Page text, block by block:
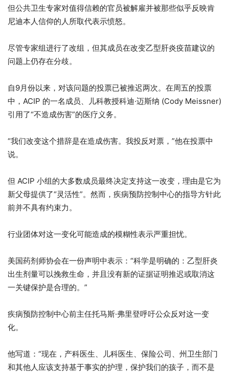
但公共卫生专家对值得信赖的官员被解雇并被那些似乎反映肯
尼迪本人信仰的人所取代表示愤怒。
尽管专家组进行了改组，但其成员在改变乙型肝炎疫苗建议的
问题上仍存在分歧。
自9月份以来，对该问题的投票已被推迟两次。在周五的投票
中，ACIP 的一名成员、儿科教授科迪·迈斯纳 (Cody Meissner)
引用了“不造成伤害”的医疗义务。
“我们改变这个措辞是在造成伤害。我投反对票，”他在投票中
说。
但 ACIP 小组的大多数成员最终决定支持这一改变，理由是它为
新父母提供了“灵活性”。然而，疾病预防控制中心的指导方针此
前并不具有约束力。
行业团体对这一变化可能造成的模糊性表示严重担忧。
美国药剂师协会在一份声明中表示：“科学是明确的：乙型肝炎
出生剂量可以挽救生命，并且没有新的证据证明推迟或取消这
一关键保护是合理的。”
疾病预防控制中心前主任托马斯·弗里登呼吁公众反对这一变
化。
他写道：“现在，产科医生、儿科医生、保险公司、州卫生部门
和其他人应该支持基于事实的护理，保护我们的孩子，而不是